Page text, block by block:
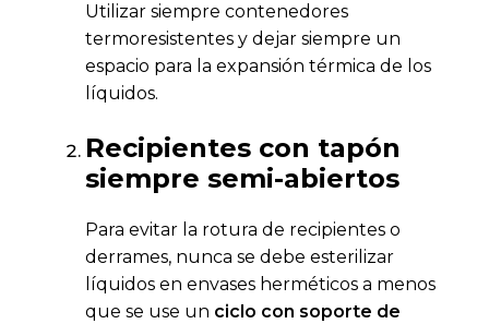
Utilizar siempre contenedores
termoresistentes y dejar siempre un
espacio para la expansión térmica de los
líquidos.
Recipientes con tapón
siempre semi-abiertos
Para evitar la rotura de recipientes o
derrames, nunca se debe esterilizar
líquidos en envases herméticos a menos
que se use un ciclo con soporte de